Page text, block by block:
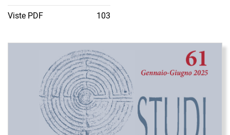
Viste PDF 103
Immagine di copertina